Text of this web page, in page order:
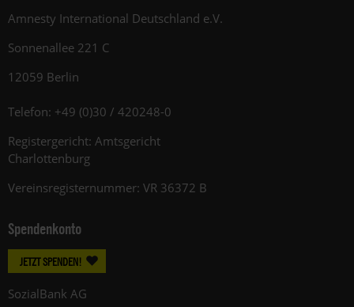
Amnesty International Deutschland e.V.
Sonnenallee 221 C
12059 Berlin
Telefon: +49 (0)30 / 420248-0
Registergericht: Amtsgericht
Charlottenburg
Vereinsregisternummer: VR 36372 B
Spendenkonto
JETZT SPENDEN!
SozialBank AG